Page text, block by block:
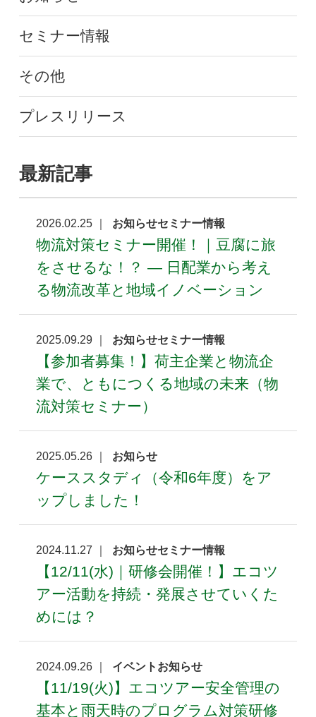
セミナー情報
その他
プレスリリース
最新記事
2026.02.25 ｜ お知らせセミナー情報
物流対策セミナー開催！｜豆腐に旅
をさせるな！？ ― 日配業から考え
る物流改革と地域イノベーション
2025.09.29 ｜ お知らせセミナー情報
【参加者募集！】荷主企業と物流企
業で、ともにつくる地域の未来（物
流対策セミナー）
2025.05.26 ｜ お知らせ
ケーススタディ（令和6年度）をア
ップしました！
2024.11.27 ｜ お知らせセミナー情報
【12/11(水)｜研修会開催！】エコツ
アー活動を持続・発展させていくた
めには？
2024.09.26 ｜ イベントお知らせ
【11/19(火)】エコツアー安全管理の
基本と雨天時のプログラム対策研修